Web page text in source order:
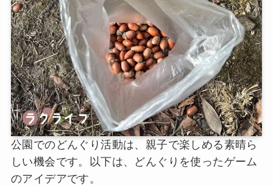
公園でのどんぐり活動は、親子で楽しめる素晴ら
しい機会です。以下は、どんぐりを使ったゲーム
のアイデアです。